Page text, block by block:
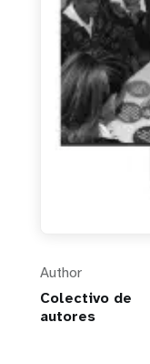
Author
Colectivo de
autores